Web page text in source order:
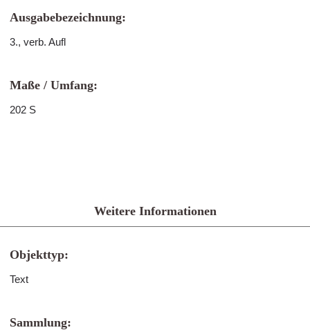
Ausgabebezeichnung:
3., verb. Aufl
Maße / Umfang:
202 S
Weitere Informationen
Objekttyp:
Text
Sammlung: